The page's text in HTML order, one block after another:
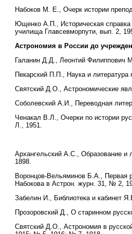
Набоков M. Е., Очерк истории
Ющенко А.П., Историческая справка
училища Главсевморпути, вып. 2,
Астрономия в России до
Галанин Д.Д., Леонтий Филиппович
Пекарский П.П., Наука и
Святский Д.О., Астрономические
Соболевский А.И., Переводная
Ченакал В.Л., Очерки по истории
Л., 1951.
Архангельский А.С., Образование и
1898.
Воронцов-Вельяминов Б.А., Первая
Набокова в Астрон. журн. 31, № 2,
Забелин И., Библиотека и кабинет
Прозоровский Д., О старинном
Святский Д.О., Астрономия в